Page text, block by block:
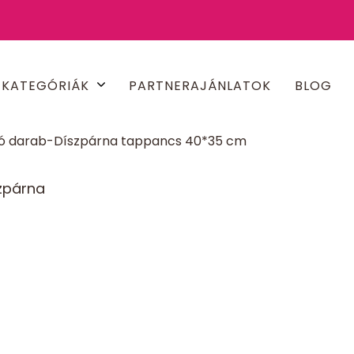
KATEGÓRIÁK PARTNERAJÁNLATOK BLOG
darab-Díszpárna tappancs 40*35 cm